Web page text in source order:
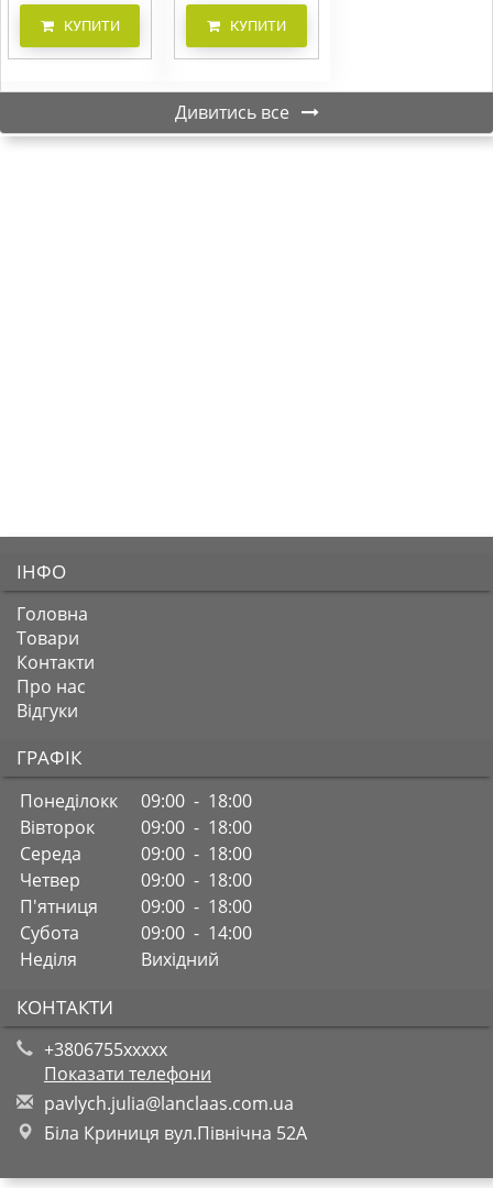
КУПИТИ КУПИТИ
Дивитись все
ІНФО
Головна
Товари
Контакти
Про нас
Відгуки
ГРАФІК
Понеділокк
09:00 - 18:00
Вівторок
09:00 - 18:00
Середа
09:00 - 18:00
Четвер
09:00 - 18:00
П'ятниця
09:00 - 18:00
Субота
09:00 - 14:00
Неділя
Вихідний
КОНТАКТИ
+3806755xxxxx
Показати телефони
pavlych.julia@lanclaas.com.ua
Біла Криниця вул.Північна 52А